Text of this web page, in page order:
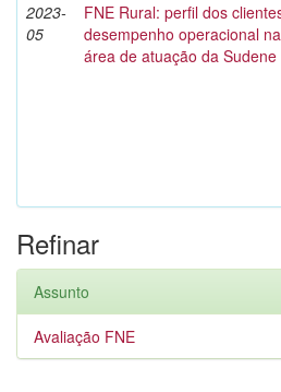
2023-
05
FNE Rural: perfil dos
desempenho operacional na
área de atuação da Sudene
Refinar
Assunto
Avaliação FNE